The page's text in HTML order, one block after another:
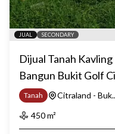
JUAL SECONDARY
Dijual Tanah
Bangun Bukit Golf
Tanah
Citraland -
450m²